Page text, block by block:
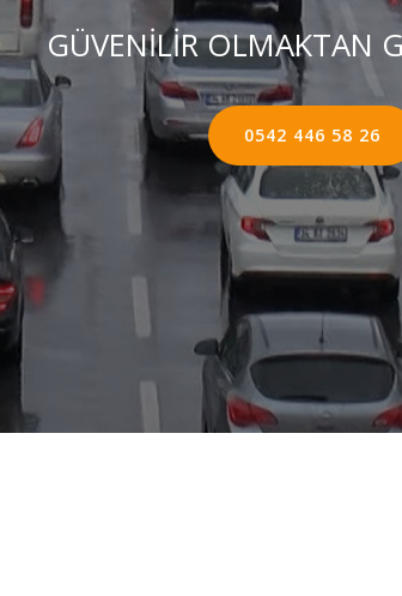
GÜVENİLİR OLMAKTAN
0542 446 58 26